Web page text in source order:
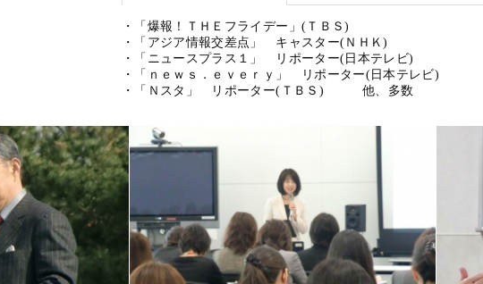
・「爆報！ＴＨＥフライデー」(ＴＢＳ)
・「アジア情報交差点」 キャスター(ＮＨＫ)
・「ニュースプラス１」 リポーター(日本テレビ)
・「ｎｅｗｓ．ｅｖｅｒｙ」 リポーター(日本テレビ)
・「Ｎスタ」 リポーター(ＴＢＳ) 他、多数